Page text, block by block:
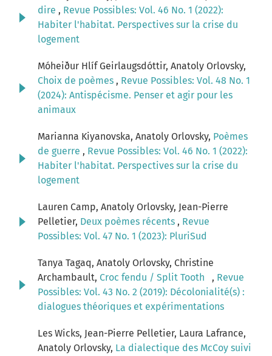
dire , Revue Possibles: Vol. 46 No. 1 (2022):
Habiter l'habitat. Perspectives sur la crise du
logement
Móheiður Hlíf Geirlaugsdóttir, Anatoly Orlovsky,
Choix de poèmes , Revue Possibles: Vol. 48 No. 1
(2024): Antispécisme. Penser et agir pour les
animaux
Marianna Kiyanovska, Anatoly Orlovsky, Poèmes
de guerre , Revue Possibles: Vol. 46 No. 1 (2022):
Habiter l'habitat. Perspectives sur la crise du
logement
Lauren Camp, Anatoly Orlovsky, Jean-Pierre
Pelletier, Deux poèmes récents , Revue
Possibles: Vol. 47 No. 1 (2023): PluriSud
Tanya Tagaq, Anatoly Orlovsky, Christine
Archambault, Croc fendu / Split Tooth , Revue
Possibles: Vol. 43 No. 2 (2019): Décolonialité(s) :
dialogues théoriques et expérimentations
Les Wicks, Jean-Pierre Pelletier, Laura Lafrance,
Anatoly Orlovsky, La dialectique des McCoy suivi